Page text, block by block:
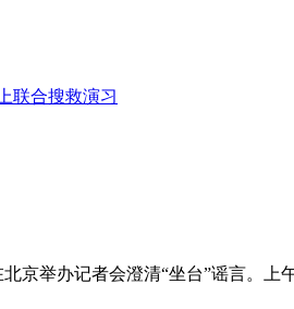
联合搜救演习
举办记者会澄清“坐台”谣言。上